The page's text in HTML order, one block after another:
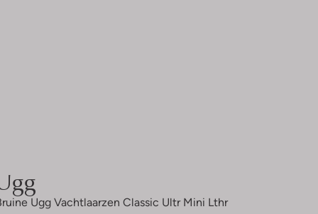
Ugg Vachtlaarzen Classic Ultr Mini Lthr